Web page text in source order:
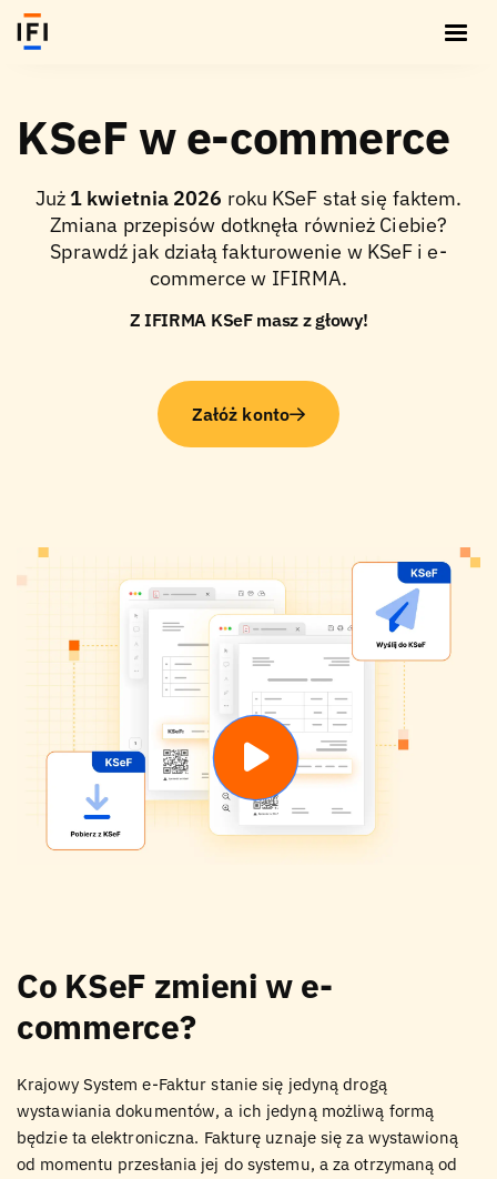
KSeF w e-commerce
Już 1 kwietnia 2026 roku KSeF stał się faktem.
Zmiana przepisów dotknęła również Ciebie?
Sprawdź jak działą fakturowenie w KSeF i e-
commerce w IFIRMA.
Z IFIRMA KSeF masz z głowy!
Załóż konto
Co KSeF zmieni w e-
commerce?
Krajowy System e-Faktur stanie się jedyną drogą
wystawiania dokumentów, a ich jedyną możliwą formą
będzie ta elektroniczna. Fakturę uznaje się za wystawioną
od momentu przesłania jej do systemu, a za otrzymaną od